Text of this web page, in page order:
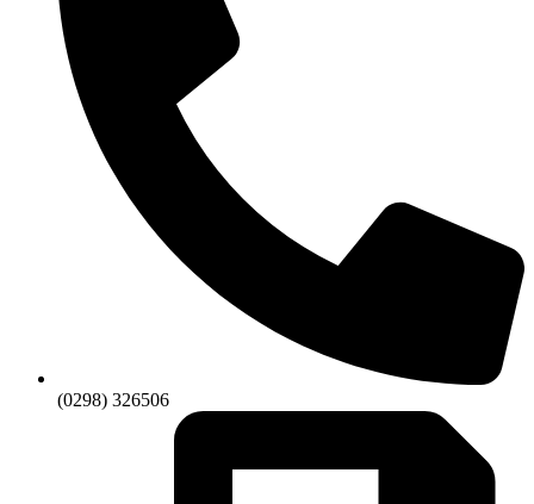
(0298) 326506